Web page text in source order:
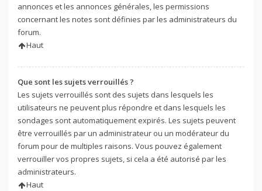
annonces et les annonces générales, les permissions
concernant les notes sont définies par les administrateurs du
forum.
Haut
Que sont les sujets verrouillés ?
Les sujets verrouillés sont des sujets dans lesquels les
utilisateurs ne peuvent plus répondre et dans lesquels les
sondages sont automatiquement expirés. Les sujets peuvent
être verrouillés par un administrateur ou un modérateur du
forum pour de multiples raisons. Vous pouvez également
verrouiller vos propres sujets, si cela a été autorisé par les
administrateurs.
Haut